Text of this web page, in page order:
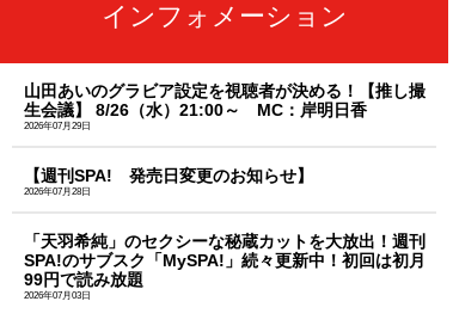
インフォメーション
山田あいのグラビア設定を視聴者が決める！【推し撮
生会議】 8/26（水）21:00～ MC：岸明日香
2026年07月29日
【週刊SPA! 発売日変更のお知らせ】
2026年07月28日
「天羽希純」のセクシーな秘蔵カットを大放出！週刊
SPA!のサブスク「MySPA!」続々更新中！初回は初月
99円で読み放題
2026年07月03日